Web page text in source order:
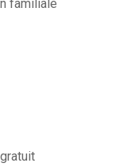
familiale